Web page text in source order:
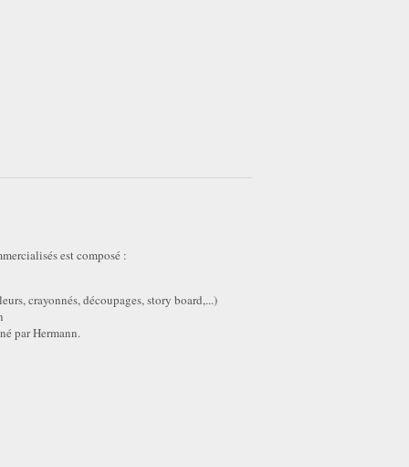
est composé :
crayonnés, découpages, story board,...)
par Hermann.